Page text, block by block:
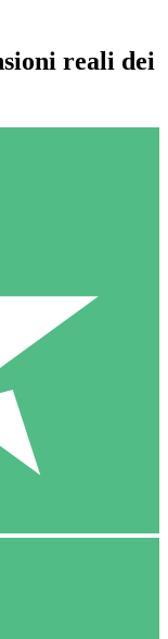
Nessun impegno
reali dei